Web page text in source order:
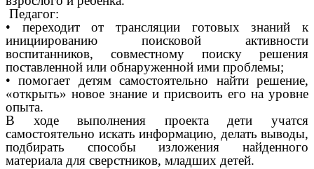
Педагог:
• переходит от трансляции готовых знаний к
инициированию поисковой активности
воспитанников, совместному поиску решения
поставленной или обнаруженной ими проблемы;
• помогает детям самостоятельно найти решение,
«открыть» новое знание и присвоить его на уровне
опыта.
В ходе выполнения проекта дети учатся
самостоятельно искать информацию, делать выводы,
подбирать способы изложения найденного
материала для сверстников, младших детей.